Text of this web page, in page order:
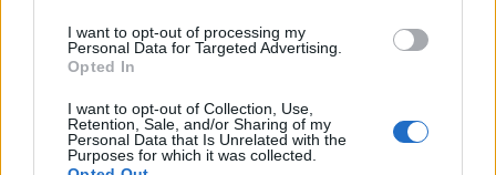
I want to opt-out of processing my
Personal Data for Targeted Advertising.
Opted In
I want to opt-out of Collection, Use,
Retention, Sale, and/or Sharing of my
Personal Data that Is Unrelated with the
Purposes for which it was collected.